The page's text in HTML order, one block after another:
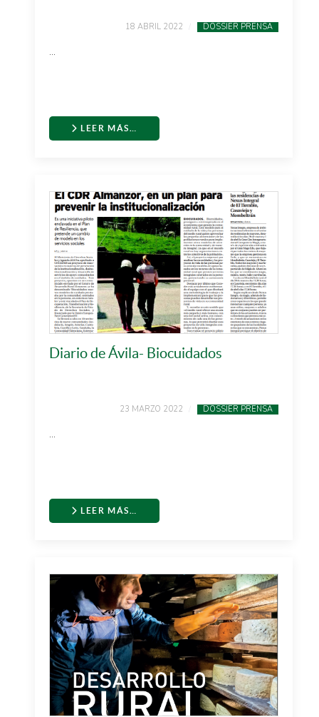
18 ABRIL 2022 DOSSIER PRENSA
...
LEER MÁS…
Diario de Ávila- Biocuidados
23 MARZO 2022 DOSSIER PRENSA
...
LEER MÁS…